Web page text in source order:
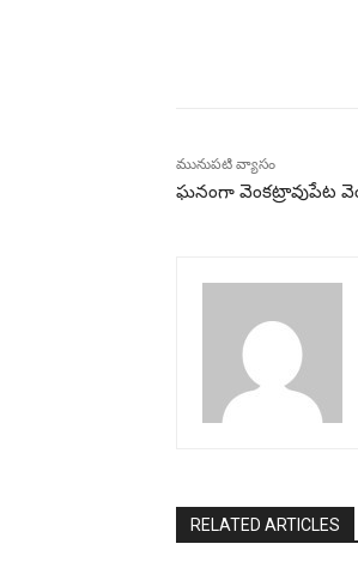
మునుపటి వ్యాసం
ఘనంగా వెంకట్రావుపేట
RELATED ARTICLES